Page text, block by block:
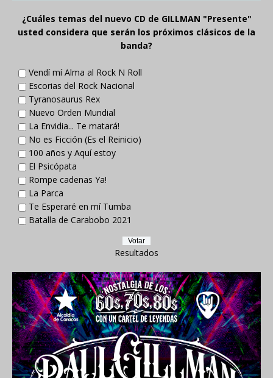
¿Cuáles temas del nuevo CD de GILLMAN "Presente"
usted considera que serán los próximos clásicos de la
banda?
Vendí mí Alma al Rock N Roll
Escorias del Rock Nacional
Tyranosaurus Rex
Nuevo Orden Mundial
La Envidia... Te matará!
No es Ficción (Es el Reinicio)
100 años y Aquí estoy
El Psicópata
Rompe cadenas Ya!
La Parca
Te Esperaré en mí Tumba
Batalla de Carabobo 2021
Resultados